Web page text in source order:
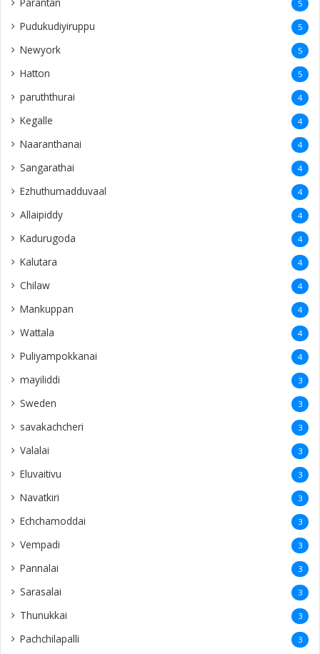
5
Pudukudiyiruppu 5
Newyork 5
Hatton 5
paruththurai 4
Kegalle 4
Naaranthanai 4
Sangarathai 4
Ezhuthumadduvaal 4
Allaipiddy 4
Kadurugoda 4
Kalutara 4
Chilaw 4
Mankuppan 4
Wattala 4
Puliyampokkanai 4
mayiliddi 3
Sweden 3
savakachcheri 3
Valalai 3
Eluvaitivu 3
Navatkiri 3
Echchamoddai 3
Vempadi 3
Pannalai 3
Sarasalai 3
Thunukkai 3
Pachchilapalli 3